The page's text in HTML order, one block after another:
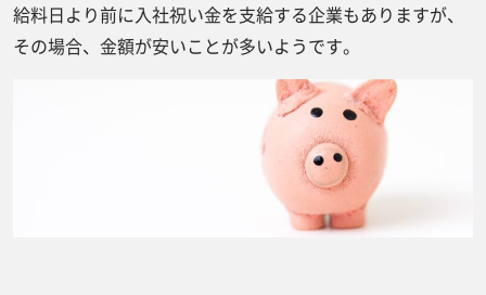
給料日より前に入社祝い金を支給する企業もありますが、
その場合、金額が安いことが多いようです。